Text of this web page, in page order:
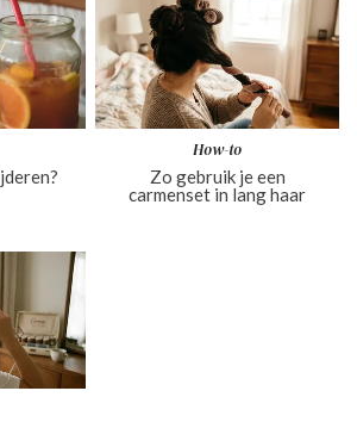
How-to
Zo gebruik je een
carmenset in lang haar